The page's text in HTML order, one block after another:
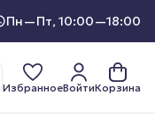
Пн—Пт, 10:00—18:00
ИзбранноеВойтиКорзина